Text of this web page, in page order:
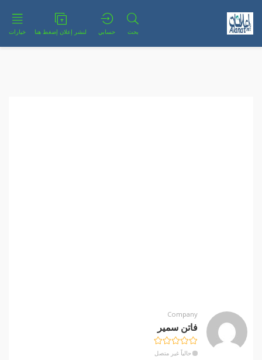
بحث حسابي لنشر إعلان إضغط هنا خيارات
Company
فاتن سمير
حالياً غير متصل